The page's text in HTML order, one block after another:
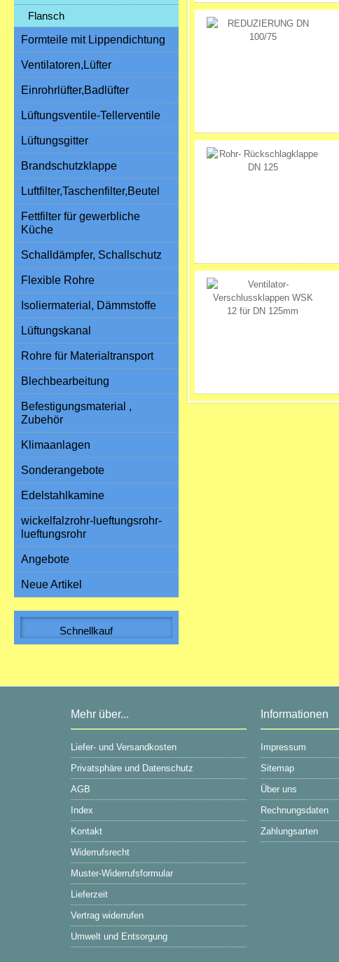
Flansch
Formteile mit Lippendichtung
Ventilatoren,Lüfter
Einrohrlüfter,Badlüfter
Lüftungsventile-Tellerventile
Lüftungsgitter
Brandschutzklappe
Luftfilter,Taschenfilter,Beutel
Fettfilter für gewerbliche
Küche
Schalldämpfer, Schallschutz
Flexible Rohre
Isoliermaterial, Dämmstoffe
Lüftungskanal
Rohre für Materialtransport
Blechbearbeitung
Befestigungsmaterial ,
Zubehör
Klimaanlagen
Sonderangebote
Edelstahlkamine
wickelfalzrohr-lueftungsrohr-
lueftungsrohr
Angebote
Neue Artikel
Schnellkauf
Mehr über...
Liefer- und Versandkosten
Privatsphäre und Datenschutz
AGB
Index
Kontakt
Widerrufsrecht
Muster-Widerrufsformular
Lieferzeit
Vertrag widerrufen
Umwelt und Entsorgung
Informationen
Impressum
Sitemap
Über uns
Rechnungsdaten
Zahlungsarten